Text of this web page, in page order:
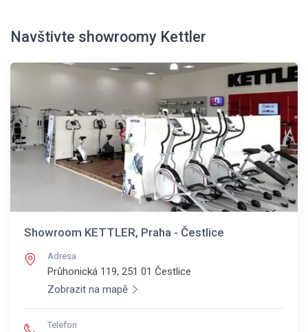
Navštivte showroomy Kettler
Showroom KETTLER, Praha - Čestlice
Adresa
Průhonická 119, 251 01 Čestlice
Zobrazit na mapě
Telefon